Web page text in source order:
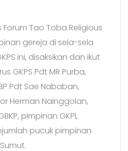
Tao Toba Religious
gereja di sela-sela
ini, disaksikan dan ikut
GKPS Pdt MR Purba,
Pdt Sae Nababan,
Herman Nainggolan,
pimpinan GKPI,
pucuk pimpinan